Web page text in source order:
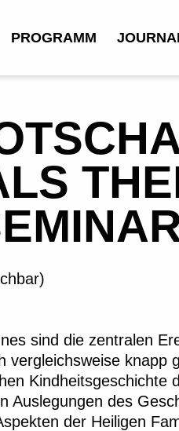
PROGRAMM
sind die zentralen
vergleichsweise
Auslegungen des
der Heiligen